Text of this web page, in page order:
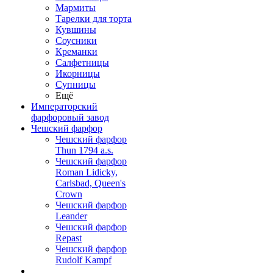
Мармиты
Тарелки для торта
Кувшины
Соусники
Креманки
Салфетницы
Икорницы
Супницы
Ещё
Императорский
фарфоровый завод
Чешский фарфор
Чешский фарфор
Thun 1794 a.s.
Чешский фарфор
Roman Lidicky,
Carlsbad, Queen's
Crown
Чешский фарфор
Leander
Чешский фарфор
Repast
Чешский фарфор
Rudolf Kampf